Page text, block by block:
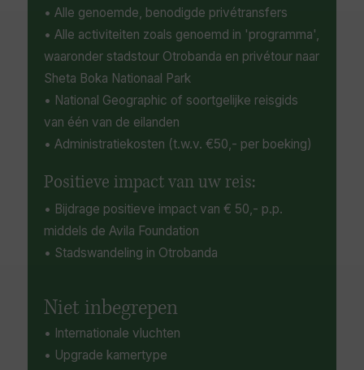
• Alle genoemde, benodigde privétransfers
• Alle activiteiten zoals genoemd in 'programma',
waaronder stadstour Otrobanda en privétour naar
Sheta Boka Nationaal Park
• National Geographic of soortgelijke reisgids
van één van de eilanden
• Administratiekosten (t.w.v. €50,- per boeking)
Positieve impact van uw reis:
• Bijdrage positieve impact van € 50,- p.p.
middels de Avila Foundation
• Stadswandeling in Otrobanda
Niet inbegrepen
• Internationale vluchten
• Upgrade kamertype